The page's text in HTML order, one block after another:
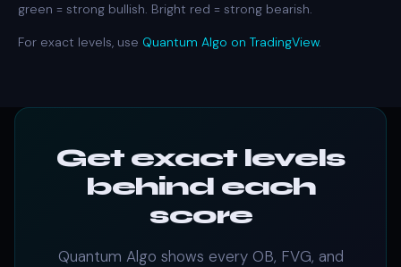
green = strong bullish. Bright red = strong bearish.
For exact levels, use Quantum Algo on TradingView.
Get exact levels
behind each
score
Quantum Algo shows every OB, FVG, and